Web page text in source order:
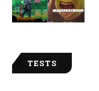
TESTS